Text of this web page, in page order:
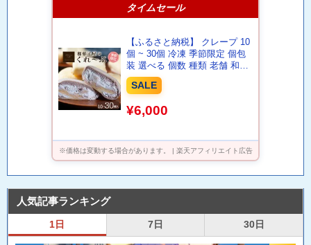
タイムセール
【ふるさと納税】 クレープ 10
個 ~ 30個 冷凍 季節限定 個包
装 選べる 個数 種類 老舗 和菓
子 セット スイーツ デザート
アイス 下関 山口 期間限定 ア
イス おやつ 贈答 お子様にも
人気 年末年始 春 夏 秋 冬 歳暮
SALE
¥6,000
※価格は変動する場合があります。 | 楽天アフィリエイト広告
人気記事ランキング
1日 7日 30日